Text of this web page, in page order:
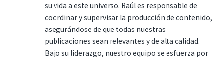
su vida a este universo. Raúl es responsable de
coordinar y supervisar la producción de contenido,
asegurándose de que todas nuestras
publicaciones sean relevantes y de alta calidad.
Bajo su liderazgo, nuestro equipo se esfuerza por